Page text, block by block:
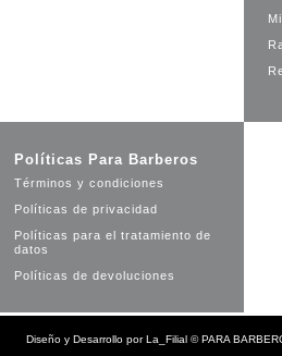
Políticas Para Barberos
Términos y condiciones
Políticas de privacidad
Políticas para el tratamiento de
datos
Políticas de devoluciones
Diseño y Desarrollo porLa_Filial ©PARA